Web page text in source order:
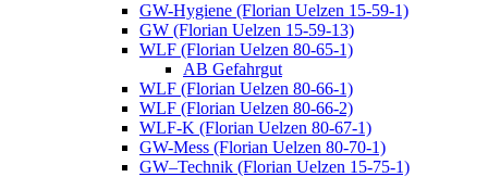
GW-Hygiene (Florian Uelzen 15-59-1)
GW (Florian Uelzen 15-59-13)
WLF (Florian Uelzen 80-65-1)
AB Gefahrgut
WLF (Florian Uelzen 80-66-1)
WLF (Florian Uelzen 80-66-2)
WLF-K (Florian Uelzen 80-67-1)
GW-Mess (Florian Uelzen 80-70-1)
GW–Technik (Florian Uelzen 15-75-1)